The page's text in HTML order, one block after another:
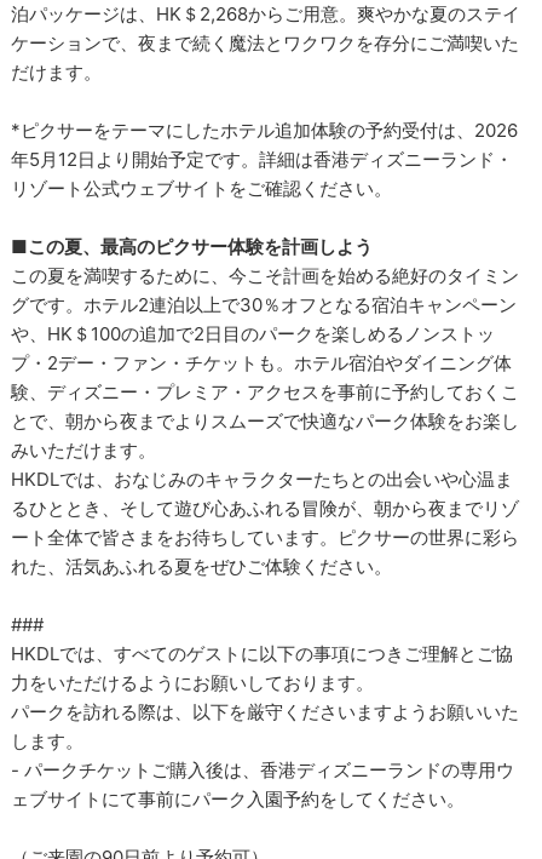
泊パッケージは、HK＄2,268からご用意。爽やかな夏のステイ
ケーションで、夜まで続く魔法とワクワクを存分にご満喫いた
だけます。
*ピクサーをテーマにしたホテル追加体験の予約受付は、2026
年5月12日より開始予定です。詳細は香港ディズニーランド・
リゾート公式ウェブサイトをご確認ください。
■この夏、最高のピクサー体験を計画しよう
この夏を満喫するために、今こそ計画を始める絶好のタイミン
グです。ホテル2連泊以上で30％オフとなる宿泊キャンペーン
や、HK＄100の追加で2日目のパークを楽しめるノンストッ
プ・2デー・ファン・チケットも。ホテル宿泊やダイニング体
験、ディズニー・プレミア・アクセスを事前に予約しておくこ
とで、朝から夜までよりスムーズで快適なパーク体験をお楽し
みいただけます。
HKDLでは、おなじみのキャラクターたちとの出会いや心温ま
るひととき、そして遊び心あふれる冒険が、朝から夜までリゾ
ート全体で皆さまをお待ちしています。ピクサーの世界に彩ら
れた、活気あふれる夏をぜひご体験ください。
###
HKDLでは、すべてのゲストに以下の事項につきご理解とご協
力をいただけるようにお願いしております。
パークを訪れる際は、以下を厳守くださいますようお願いいた
します。
- パークチケットご購入後は、香港ディズニーランドの専用ウ
ェブサイトにて事前にパーク入園予約をしてください。